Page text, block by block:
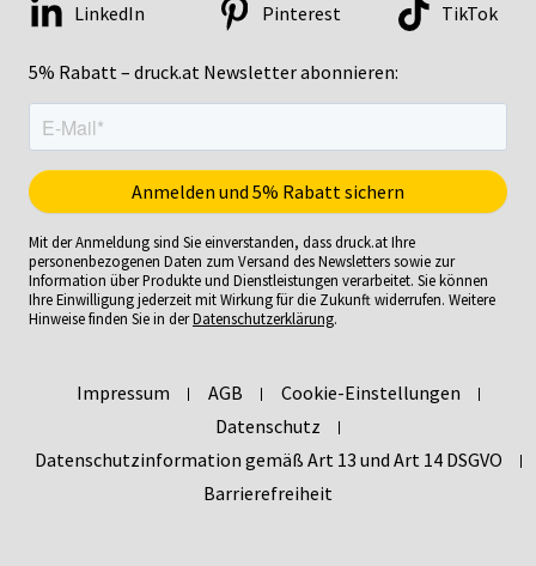
5% Rabatt – druck.at Newsletter abonnieren:
LinkedIn Pinterest TikTok
Mit der Anmeldung sind Sie einverstanden, dass druck.at Ihre
personenbezogenen Daten zum Versand des Newsletters sowie zur
Information über Produkte und Dienstleistungen verarbeitet. Sie können
Ihre Einwilligung jederzeit mit Wirkung für die Zukunft widerrufen. Weitere
Hinweise finden Sie in derDatenschutzerklärung.
Impressum AGB
Cookie-Einstellungen
Datenschutz
Datenschutzinformation gemäß Art 13 und Art 14 DSGVO
Barrierefreiheit